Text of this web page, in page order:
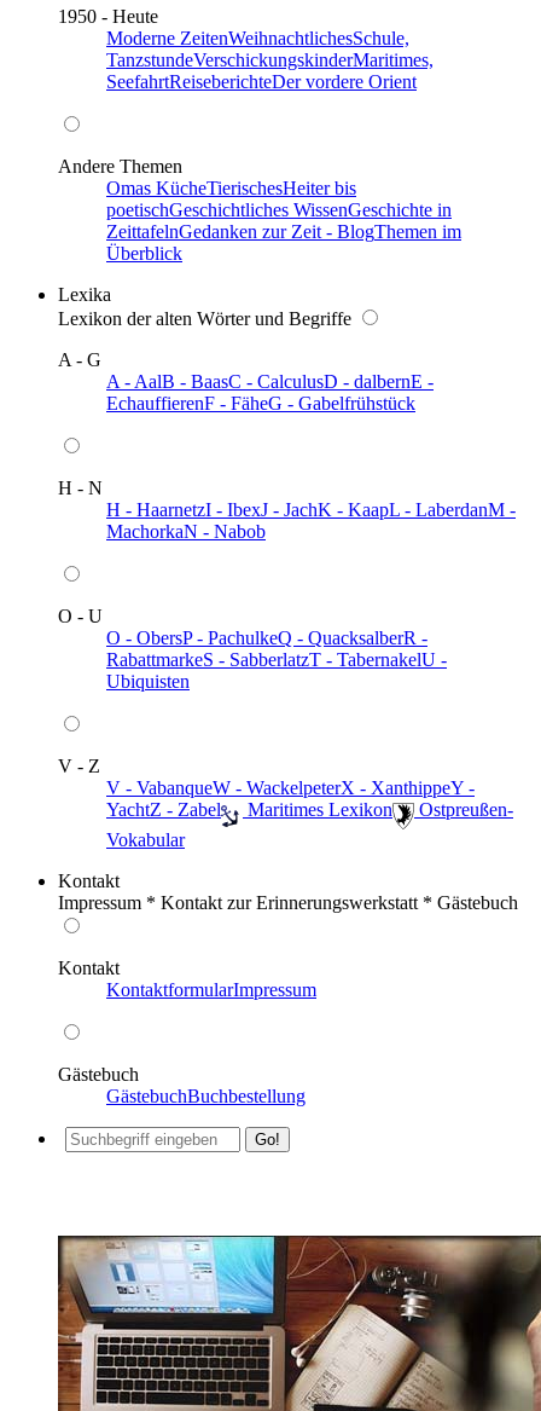
1950 - Heute
Moderne ZeitenWeihnachtlichesSchule,
TanzstundeVerschickungskinderMaritimes,
SeefahrtReiseberichteDer vordere Orient
Andere Themen
Omas KücheTierischesHeiter bis
poetischGeschichtliches WissenGeschichte in
ZeittafelnGedanken zur Zeit - BlogThemen im
Überblick
Lexika
Lexikon der alten Wörter und Begriffe
A - G
A - AalB - BaasC - CalculusD - dalbernE -
EchauffierenF - FäheG - Gabelfrühstück
H - N
H - HaarnetzI - IbexJ - JachK - KaapL - LaberdanM -
MachorkaN - Nabob
O - U
O - ObersP - PachulkeQ - QuacksalberR -
RabattmarkeS - SabberlatzT - TabernakelU -
Ubiquisten
V - Z
V - VabanqueW - WackelpeterX - XanthippeY -
YachtZ - Zabel ️ Maritimes Lexikon
️ Ostpreußen-
Vokabular
Kontakt
Impressum * Kontakt zur Erinnerungswerkstatt * Gästebuch
Kontakt
KontaktformularImpressum
Gästebuch
GästebuchBuchbestellung